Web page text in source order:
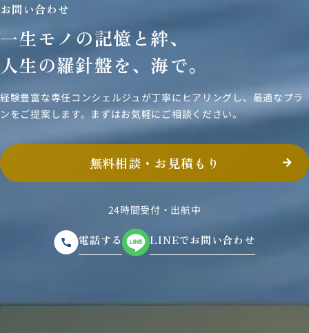
お問い合わせ
一生モノの記憶と絆、
人生の羅針盤を、海で。
経験豊富な専任コンシェルジュが丁寧にヒアリングし、 最適なプラ
ンをご提案します。まずはお気軽にご相談ください。
無料相談・お見積もり
24時間受付・出航中
電話する LINEでお問い合わせ